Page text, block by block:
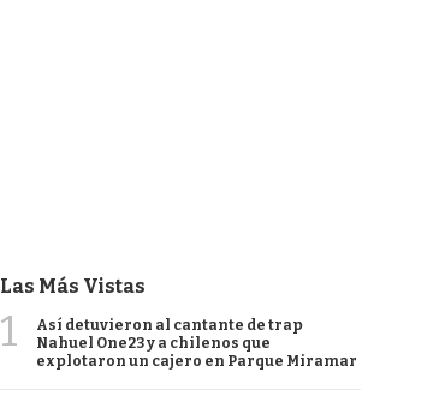
Las Más Vistas
1
Así detuvieron al cantante de trap
Nahuel One23 y a chilenos que
explotaron un cajero en Parque Miramar